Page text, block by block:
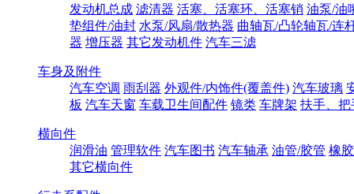
发动机总成 滤清器 活塞、活塞环、活塞销 油泵/油
垫组件/油封 水泵/风扇/散热器 曲轴瓦/凸轮轴瓦/连
器 增压器 其它发动机件 汽车三滤
车身及附件
汽车空调 雨刮器 外观件/内饰件(覆盖件) 汽车玻璃
板 汽车天窗 车载卫生间配件 镜类 车牌架 扶手、把
横向件
润滑油 管理软件 汽车图书 汽车轴承 油管/胶管 橡
其它横向件